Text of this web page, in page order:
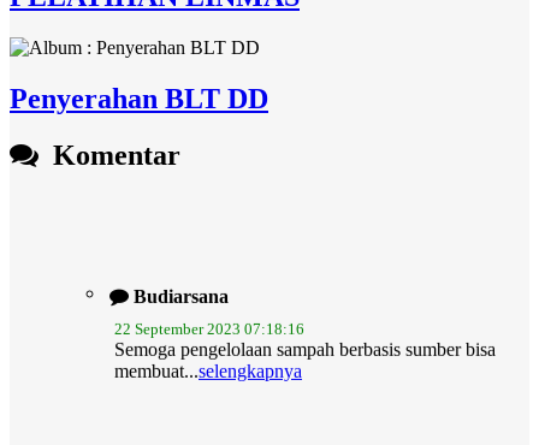
Penyerahan BLT DD
Komentar
22 September 2023 07:18:16
membuat...selengkapnya